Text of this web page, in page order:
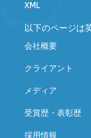
XML
以下のページは
会社概要
クライアント
メディア
受賞歴・表彰歴
採用情報